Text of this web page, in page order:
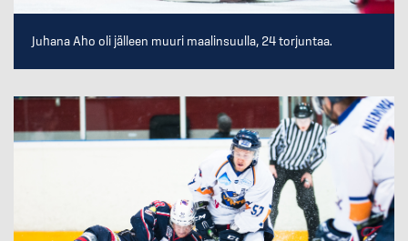
Juhana Aho oli jälleen muuri maalinsuulla, 24 torjuntaa.